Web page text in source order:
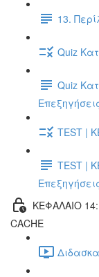
13.
Quiz
Quiz
TEST |
TEST |
ΚΕΦΑΛΑΙΟ 14:
CACHE